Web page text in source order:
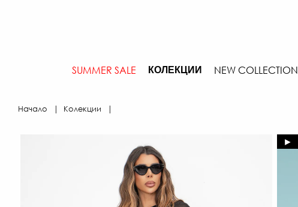
SUMMER SALE КОЛЕКЦИИ NEW COLLECTION
Начало Колекции
►